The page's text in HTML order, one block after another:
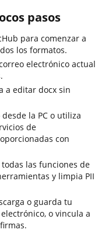
pasos
para comenzar a
los formatos.
electrónico actual
a editar docx sin
la PC o utiliza
de
con
las funciones de
y limpia PII
o guarda tu
o vincula a